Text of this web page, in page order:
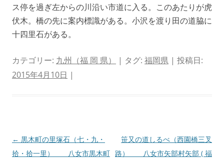
ス停を過ぎ左からの川沿い市道に入る。このあたりが虎
伏木。橋の先に案内標識がある。小沢を渡り田の道脇に
十四里石がある。
カテゴリー: 九州（福 岡 県） | タグ: 福岡県 | 投稿日:
2015年4月10日 |
投
稿
← 黒木町の里塚石（七・九・
拾・拾一里） 八女市黒木町
笹又の道しるべ（西園橋三叉
路） 八女市矢部村矢部 ( 福